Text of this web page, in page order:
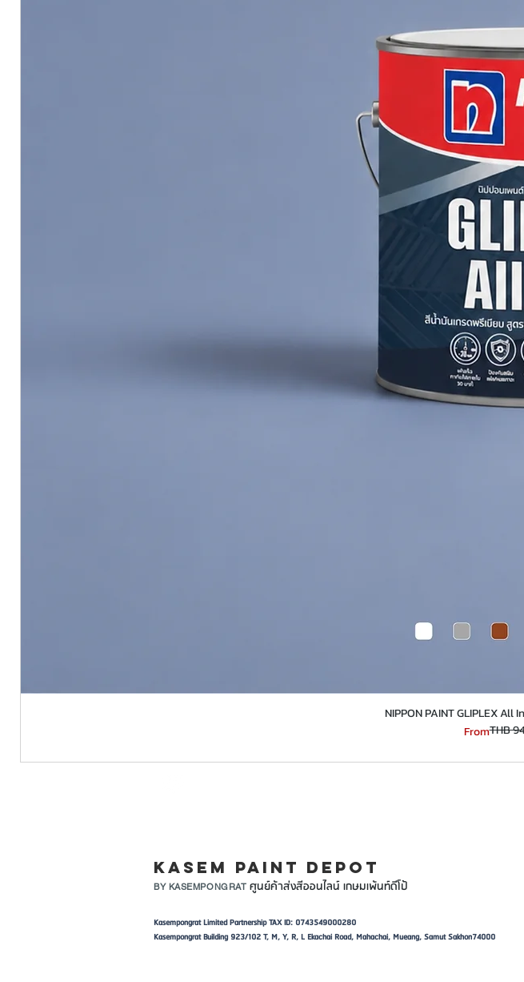
​​​​​​​NIPPON PAINT GLIPLEX
From
Regular
THB
Sale Price
KASEM PAINT DEPOT
BY KASEMPONGRAT ศูนย์ค้าส่งสีออนไลน์ เกษมเพ้นท์ดีโป้
Kasempongrat Limited Partnership TAX ID: 0743549000280
Kasempongrat Building 923/102 T, M, Y, R, L Ekachai Road, Mahachai, Mueang, Samut Sakhon74000